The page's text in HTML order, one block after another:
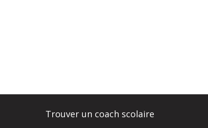
Trouver un coach scolaire